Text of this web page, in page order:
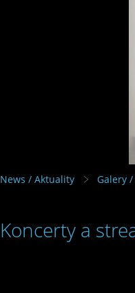
News / Aktuality Galery
Koncerty a